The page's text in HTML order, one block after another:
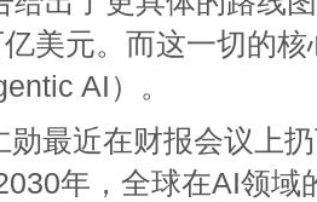
美元。而这一切的
AI）。
勋最近在财报会议上
年，全球在AI领域